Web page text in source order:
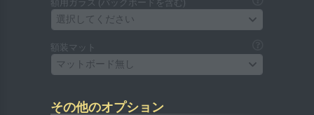
額用ガラス (バックボードを含む)
選択してください
額装マット
マットボード無し
その他のオプション